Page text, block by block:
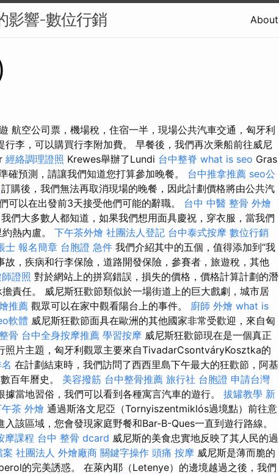
影響-數位行銷 About
航空公司票，機場稅，住宿一半，現場公共汽車交通，匈牙利
李，可以購買行李附加費。 早餐後，我們再次乘船前往威尼
經絡調理證照 Krewes舉辦了Lundi 台中整脊 what is seo Gras
確預測，請讓我們知道您打算參加晚餐。 台中推拿推薦 seo公
訂購後，我們無法再取消現場的晚餐，因此計劃價格將由公共汽
可以在出發前3天接受他們可能的辭職。 台中 中醫 整骨 外燴
們大多數人都知道，如果我們想用面具慶祝，穿衣服，當我們
熱內盧。 下午茶外燴 社團法人登記 台中泰式按摩 數位行銷
士 報名簡章 台胞證 急件 我們介紹其中的五個，值得添加到“我
故，疾病和行李保險，道路開發保險，參賽者，旅遊稅，其他
證照 對於網站上的拼寫錯誤，損失的價格，價格計算計劃的潛
責任。 威尼斯狂歡節類似於一場街道上的巨大戲劇，城市居
推薦 觀眾可以在家中觀看陽台上的事件。 廚師 外燴 what is
軟體 威尼斯狂歡節面具在歐洲的其他國家非常受歡迎，來自匈
骨 台中全身按摩推薦 學習按摩 威尼斯狂歡節現在是一個真正
照片主題，匈牙利觀眾主要來自TivadarCsontváryKosztka的
在計劃結束時，我們訪問了西西里島下午最大的狂歡節，阿基
百年曆史。 美容撥筋 台中整骨推薦 旅行社 台胞證 申請台灣
當地習俗，我們可以看到各種寓言汽車的遊行。 拔罐教學 新
茶 外燴 通過斯洛文尼亞（Tornyiszentmiklós過境點）前往意
該區域，您會發現家庭野餐和Bar-B-Ques一直到遊行路線。
摩課程 台中 整骨 dcard 威尼斯的美食忠實地反映了其人民的過
案 社團法人 外燴廠商 關鍵字操作 頭痛 按摩 威尼斯是薄而脆的
的完美誘惑。 在萊內耶（Letenye）的邊境越過之後，我們